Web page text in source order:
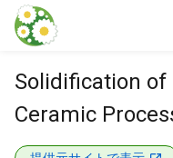
本文に飛ぶ
Solidification of
Ceramic